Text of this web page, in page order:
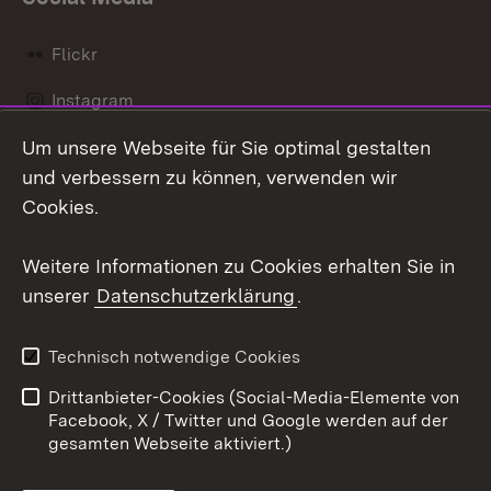
Flickr
Instagram
Social Wall
Barrierefreiheit
Benutzungshinweise
Impressum
Cookies
Um unsere Webseite für Sie optimal gestalten
und verbessern zu können, verwenden wir
Cookies.
Weitere Informationen zu Cookies erhalten Sie in
unserer Datenschutzerklärung.
Technisch notwendige Cookies
Drittanbieter-Cookies (Social-Media-Elemente von
Facebook, X / Twitter und Google werden auf der
gesamten Webseite aktiviert.)